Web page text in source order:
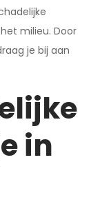
milieu. Door
je bij aan
in